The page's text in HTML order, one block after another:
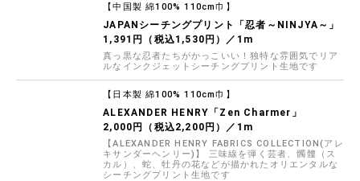
【中国製 綿100% 110cm巾】
JAPANシーチングプリント「忍者～NINJYA～」
1,391円（税込1,530円）／1m
真っ黒な忍者たちがかっこいい！独特な雰囲気でリア
ルなインクジェットシーチングプリント生地です
【日本製 綿100% 110cm巾】
ALEXANDER HENRY「Zen Charmer」
2,000円（税込2,200円）／1m
【ALEXANDER HENRY FABRICS COLLECTION(アレ
キサンダーヘンリー)】 三味線を弾く芸者、髑髏（ス
カル）、蛇、牡丹の花などが描かれたオリエンタルな
シーチングプリント生地です